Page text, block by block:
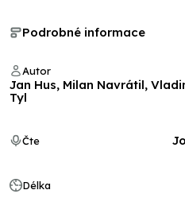
Podrobné informace
Autor
Jan Hus, Milan Navrátil,
Tyl
Čte
Délka